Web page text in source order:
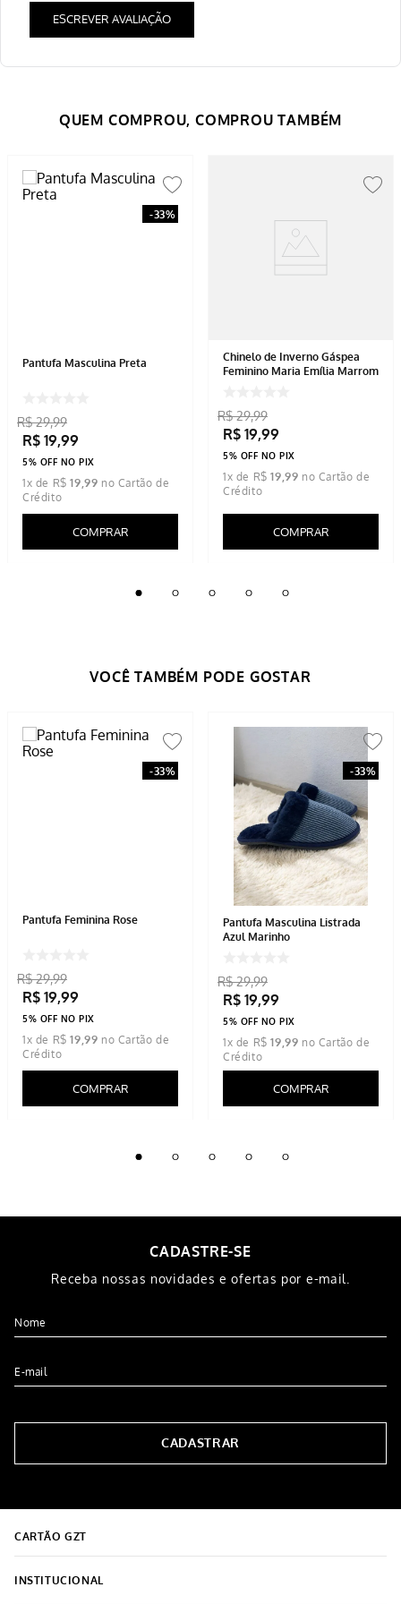
ESCREVER AVALIAÇÃO
-33%
Pantufa Masculina Preta
R$ 29,99
R$ 19,99
5% OFF NO PIX
1x de R$ 19 ,99
COMPRAR
Chinelo de Inverno Gáspea
Feminino Maria Emília Marrom
R$ 29,99
R$ 19,99
5% OFF NO PIX
1x de R$ 19 ,99
COMPRAR
-33%
Pantufa Feminina Rose
R$ 29,99
R$ 19,99
5% OFF NO PIX
1x de R$ 19 ,99
COMPRAR
-33%
Pantufa Masculina Listrada
Azul Marinho
R$ 29,99
R$ 19,99
5% OFF NO PIX
1x de R$ 19 ,99
COMPRAR
CADASTRE-SE
Receba nossas novidades e ofertas por e-mail.
CADASTRAR
CARTÃO GZT
INSTITUCIONAL